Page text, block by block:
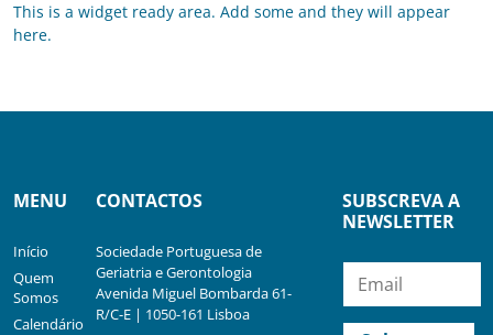
This is a widget ready area. Add some and they will appear
here.
MENU
Início
Quem
Somos
Calendário
CONTACTOS
Sociedade Portuguesa de
Geriatria e Gerontologia
Avenida Miguel Bombarda 61-
R/C-E | 1050-161 Lisboa
SUBSCREVA A
NEWSLETTER